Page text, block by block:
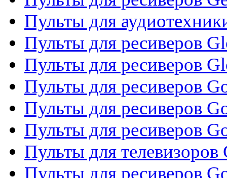
Пульты для
Пульты для ресиверов
Пульты для ресиверов
Пульты для ресиверов
Пульты для ресиверов
Пульты для ресиверов
Пульты для телевизоров
Пульты для ресиверов